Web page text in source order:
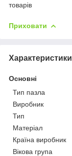
товарів
Приховати
Характеристики
Основні
Тип пазла
Виробник
Тип
Матеріал
Країна виробник
Вікова група